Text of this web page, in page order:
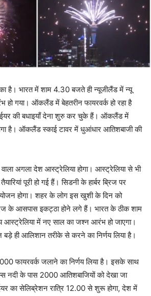
है। भारत में शाम 4.30 बजते ही न्यूजीलैंड में न्यू
हो गया। ऑकलैंड में बेहतरीन फायरवर्क हो रहा है
की बधाइयाँ देना शुरु कर चुके हैं। ऑकलैंड में
है। ऑकलैंड स्काई टावर में धुआंधार आतिशबाजी की
अगला देश आस्ट्रेलिया होगा। आस्ट्रेलिया से भी
पूरी हो गई हैं। सिडनी के हार्बर ब्रिज पर
होगा। शहर के लोग इस खुशी के दिन को
के आसपास इकट्ठा होने लगे हैं। भारत के ठीक शाम
में नए साल का जश्न आरंभ हो जाएगा।
ही आलिशान तरीके से करने का निर्णय लिया है।
फायरवर्क जलाने का निर्णय लिया है। इसके साथ
के पास 2000 आतिशबाजियों को देखा जा
का सेलिब्रेशन रात्रि 12.00 से शुरू होगा, देश में